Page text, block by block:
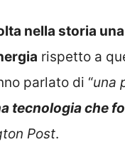
nella storia
rispetto a
parlato di “una
tecnologia che
Post.